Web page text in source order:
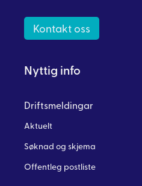
Kontakt oss
Nyttig info
Driftsmeldingar
Aktuelt
Søknad og skjema
Offentleg postliste